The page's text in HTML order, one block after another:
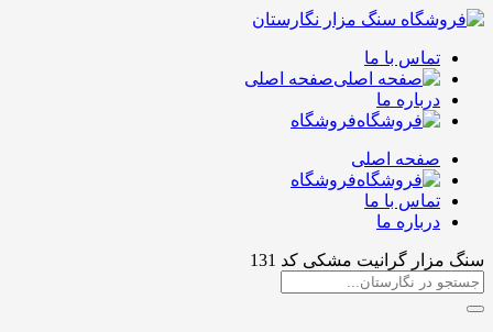
تماس با ما
صفحه اصلی
درباره ما
فروشگاه
صفحه اصلی
فروشگاه
تماس با ما
درباره ما
سنگ مزار گرانیت مشکی کد 131